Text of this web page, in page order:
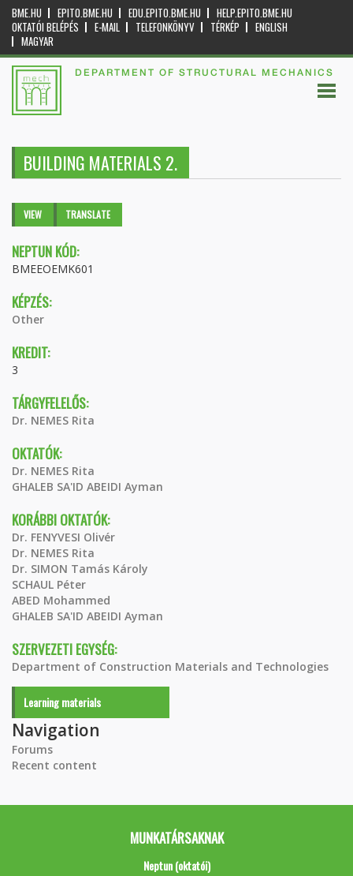
BME.HU EPITO.BME.HU EDU.EPITO.BME.HU
HELP.EPITO.BME.HU
OKTATÓI BELÉPÉS
E-MAIL TELEFONKÖNYV TÉRKÉP
ENGLISH
MAGYAR
DEPARTMENT OF STRUCTURAL MECHANICS
BUILDING MATERIALS 2.
Primary tabs
VIEW (ACTIVETRANSLATE
NEPTUN KÓD:
BMEEOEMK601
KÉPZÉS:
Other
KREDIT:
3
TÁRGYFELELŐS:
Dr. NEMES Rita
OKTATÓK:
Dr. NEMES Rita
GHALEB SA'ID ABEIDI Ayman
KORÁBBI OKTATÓK:
Dr. FENYVESI Olivér
Dr. NEMES Rita
Dr. SIMON Tamás Károly
SCHAUL Péter
ABED Mohammed
GHALEB SA'ID ABEIDI Ayman
SZERVEZETI EGYSÉG:
Department of Construction Materials and Technologies
Learning materials
Navigation
Forums
Recent content
MUNKATÁRSAKNAK
Neptun (oktatói)